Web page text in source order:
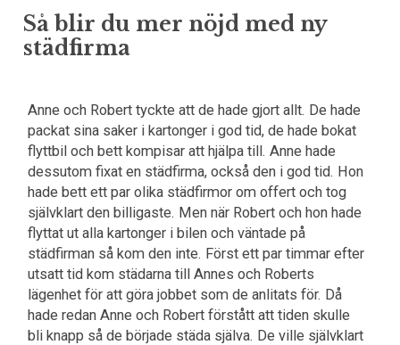
Så blir du mer nöjd med ny
städfirma
Anne och Robert tyckte att de hade gjort allt. De hade
packat sina saker i kartonger i god tid, de hade bokat
flyttbil och bett kompisar att hjälpa till. Anne hade
dessutom fixat en städfirma, också den i god tid. Hon
hade bett ett par olika städfirmor om offert och tog
självklart den billigaste. Men när Robert och hon hade
flyttat ut alla kartonger i bilen och väntade på
städfirman så kom den inte. Först ett par timmar efter
utsatt tid kom städarna till Annes och Roberts
lägenhet för att göra jobbet som de anlitats för. Då
hade redan Anne och Robert förstått att tiden skulle
bli knapp så de började städa själva. De ville självklart